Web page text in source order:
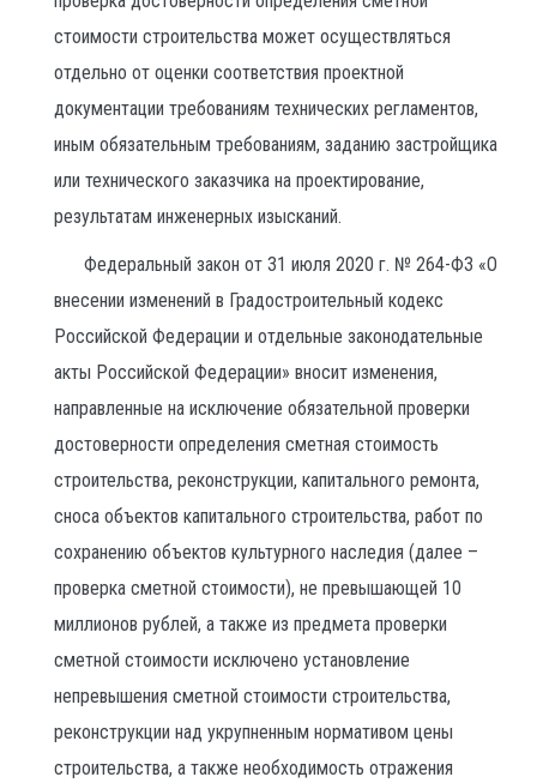
стоимости строительства может осуществляться
отдельно от оценки соответствия проектной
документации требованиям технических регламентов,
иным обязательным требованиям, заданию застройщика
или технического заказчика на проектирование,
результатам инженерных изысканий.
Федеральный закон от 31 июля 2020 г. № 264-ФЗ «О
внесении изменений в Градостроительный кодекс
Российской Федерации и отдельные законодательные
акты Российской Федерации» вносит изменения,
направленные на исключение обязательной проверки
достоверности определения сметная стоимость
строительства, реконструкции, капитального ремонта,
сноса объектов капитального строительства, работ по
сохранению объектов культурного наследия (далее –
проверка сметной стоимости), не превышающей 10
миллионов рублей, а также из предмета проверки
сметной стоимости исключено установление
непревышения сметной стоимости строительства,
реконструкции над укрупненным нормативом цены
строительства, а также необходимость отражения